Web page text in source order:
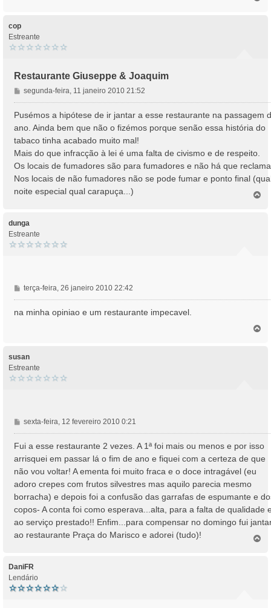
cop
Estreante
Restaurante Giuseppe & Joaquim
M
e
a
g
e
m
segunda-feira, 11 janeiro 2010 21:52
Pusémos a hipótese de ir jantar a esse restaurante na passagem
ano. Ainda bem que não o fizémos porque senão essa história do
tabaco tinha acabado muito mal!
Mais do que infracção à lei é uma falta de civismo e de respeito.
Os locais de fumadores são para fumadores e não há que
Nos locais de não fumadores não se pode fumar e ponto final
noite especial qual carapuça...)
dunga
Estreante
M
e
n
terça-feira, 26 janeiro 2010 22:42
na minha opiniao e um restaurante impecavel.
susan
Estreante
M
e
n
g
e
m
sexta-feira, 12 fevereiro 2010 0:21
Fui a esse restaurante 2 vezes. A 1ª foi mais ou menos e por isso
arrisquei em passar lá o fim de ano e fiquei com a certeza de que
não vou voltar! A ementa foi muito fraca e o doce intragável (eu
adoro crepes com frutos silvestres mas aquilo parecia mesmo
borracha) e depois foi a confusão das garrafas de espumante e
copos- A conta foi como esperava...alta, para a falta de qualidade
ao serviço prestado!! Enfim...para compensar no domingo fui
ao restaurante Praça do Marisco e adorei (tudo)!
DaniFR
Lendário